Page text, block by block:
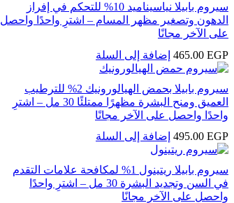
سيروم بابيلا نياسيناميد 10% للتحكم في إفراز
الدهون وتصغير مظهر المسام – اشترِ واحدًا واحصل
على الآخر مجانًا
465.00 EGP إضافة إلى السلة
سيروم بابيلا بحمض الهيالورونيك 2% للترطيب
العميق ومنح البشرة مظهرًا ممتلئًا 30 مل – اشترِ
واحدًا واحصل على الآخر مجانًا
495.00 EGP إضافة إلى السلة
سيروم بابيلا ريتينول 1% لمكافحة علامات التقدم
في السن وتجديد البشرة 30 مل – اشترِ واحدًا
واحصل على الآخر مجانًا